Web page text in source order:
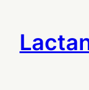
contenido